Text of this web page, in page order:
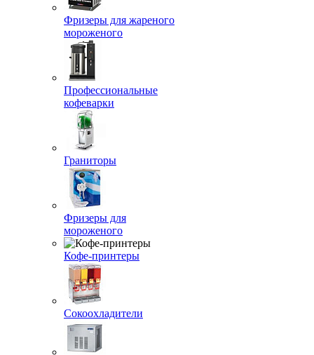
Фризеры для жареного
мороженого
Профессиональные
кофеварки
Граниторы
Фризеры для
мороженого
Кофе-принтеры
Сокоохладители